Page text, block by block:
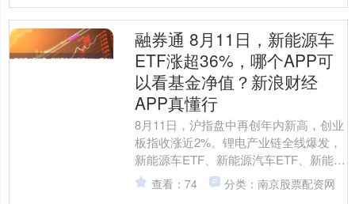
融券通 8月11日，新能源车
ETF涨超36%，哪个APP可
以看基金净值？新浪财经
APP真懂行
8月11日，沪指盘中再创年内新高，创业
板指收涨近2%。锂电产业链全线爆发，
新能源车ETF、新能源汽车ETF、新能车
ETF均涨超3.6%。 一站式基金服务平
台，让....
查看：74 分类：南京股票配资网